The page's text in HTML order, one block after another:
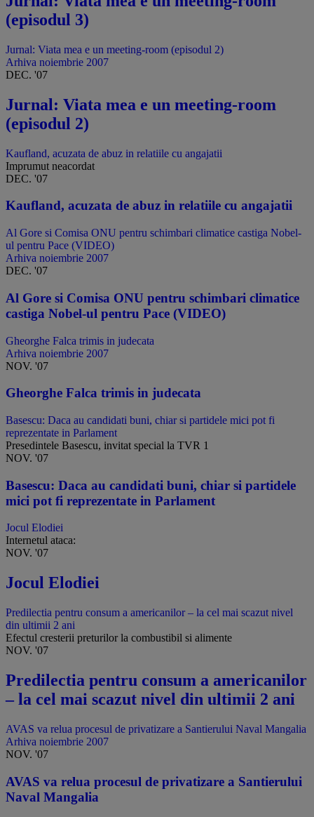
(episodul 3)
Jurnal: Viata mea e un meeting-room (episodul 2)
Arhiva noiembrie 2007
DEC. '07
Jurnal: Viata mea e un meeting-room
(episodul 2)
Kaufland, acuzata de abuz in relatiile cu angajatii
Imprumut neacordat
DEC. '07
Kaufland, acuzata de abuz in relatiile cu angajatii
Al Gore si Comisa ONU pentru schimbari climatice castiga Nobel-
ul pentru Pace (VIDEO)
Arhiva noiembrie 2007
DEC. '07
Al Gore si Comisa ONU pentru schimbari climatice
castiga Nobel-ul pentru Pace (VIDEO)
Gheorghe Falca trimis in judecata
Arhiva noiembrie 2007
NOV. '07
Gheorghe Falca trimis in judecata
Basescu: Daca au candidati buni, chiar si partidele mici pot fi
reprezentate in Parlament
Presedintele Basescu, invitat special la TVR 1
NOV. '07
Basescu: Daca au candidati buni, chiar si partidele
mici pot fi reprezentate in Parlament
Jocul Elodiei
Internetul ataca:
NOV. '07
Jocul Elodiei
Predilectia pentru consum a americanilor – la cel mai scazut nivel
din ultimii 2 ani
Efectul cresterii preturilor la combustibil si alimente
NOV. '07
Predilectia pentru consum a americanilor
– la cel mai scazut nivel din ultimii 2 ani
AVAS va relua procesul de privatizare a Santierului Naval Mangalia
Arhiva noiembrie 2007
NOV. '07
AVAS va relua procesul de privatizare a Santierului
Naval Mangalia